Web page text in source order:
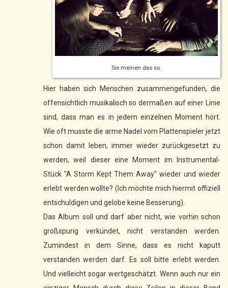
Sie meinen das so.
Hier haben sich Menschen zusammengefunden, die
offensichtlich musikalisch so dermaßen auf einer Linie
sind, dass man es in jedem einzelnen Moment hört.
Wie oft musste die arme Nadel vom Plattenspieler jetzt
schon damit leben, immer wieder zurückgesetzt zu
werden, weil dieser eine Moment im Instrumental-
Stück "A Storm Kept Them Away" wieder und wieder
erlebt werden wollte? (Ich möchte mich hiermit offiziell
entschuldigen und gelobe keine Besserung).
Das Album soll und darf aber nicht, wie vorhin schon
großspurig verkündet, nicht verstanden werden.
Zumindest in dem Sinne, dass es nicht kaputt
verstanden werden darf. Es soll bitte erlebt werden.
Und vielleicht sogar wertgeschätzt. Wenn auch nur ein